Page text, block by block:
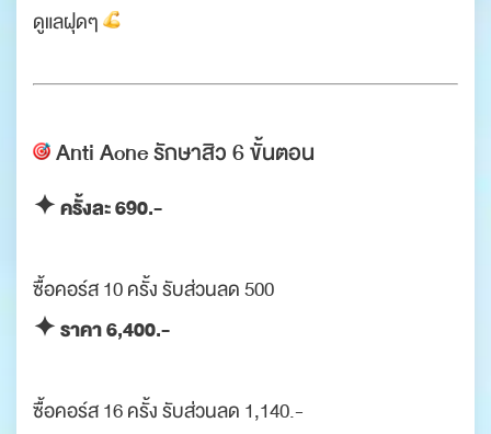
ดูแลฝุดๆ
Anti Acneรักษาสิว 6 ขั้นตอน
✦ ครั้งละ 690.-
ซื้อคอร์ส 10 ครั้ง รับส่วนลด 500
✦ ราคา 6,400.-
ซื้อคอร์ส 16 ครั้ง รับส่วนลด 1,140.-